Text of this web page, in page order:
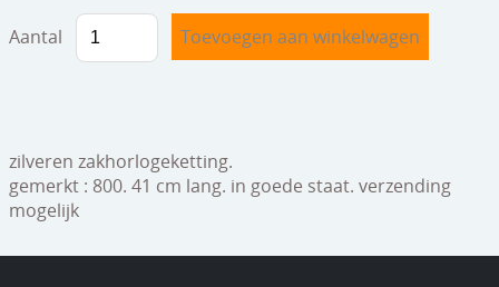
glaswerk
lamp/luchter
klokken
Aantal
zilveren zakhorlogeketting.
gemerkt : 800. 41 cm lang. in goede staat. verzending
mogelijk